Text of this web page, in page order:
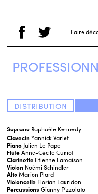
Soprano Raphaële Kennedy
Clavecin Yannick Varlet
Piano Julien Le Pape
FlûteAnne-Cécile Cuniot
Clarinette Etienne Lamaison
Violon Noëmi Schindler
AltoMarion Plard
Violoncelle Florian Lauridon
PercussionsGianny Pizzolato
Faire
DISTRIBUTION